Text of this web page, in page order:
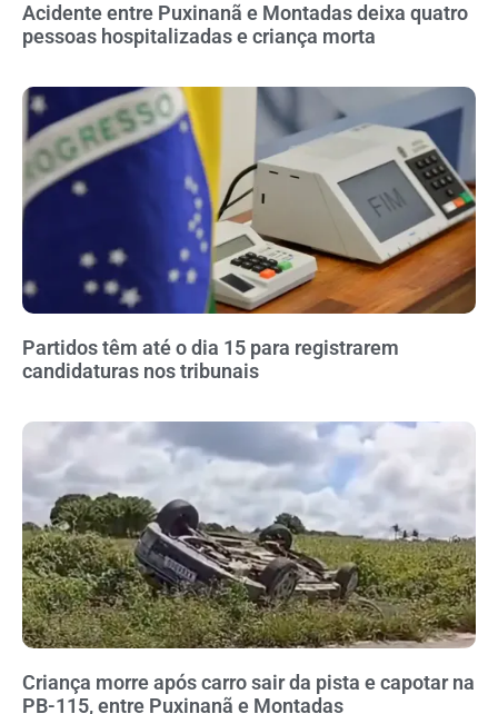
Acidente entre Puxinanã e Montadas deixa quatro
pessoas hospitalizadas e criança morta
Partidos têm até o dia 15 para registrarem
candidaturas nos tribunais
Criança morre após carro sair da pista e capotar na
PB-115, entre Puxinanã e Montadas